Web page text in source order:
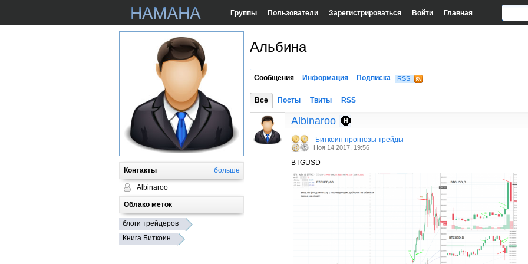
Группы Пользователи Зарегистрироваться Войти Главная
Контакты больше
Albinaroo
Облако меток
блоги трейдеров
Книга Биткоин
Альбина
Сообщения Информация Подписка RSS
Все Посты Твиты RSS
Albinaroo
Биткоин прогнозы трейды
Ноя 14 2017, 19:56
BTGUSD